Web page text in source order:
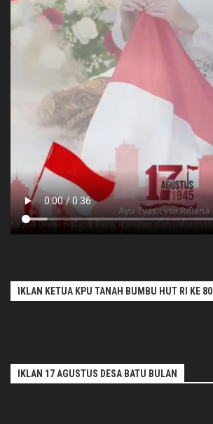
IKLAN KETUA KPU TANAH BUMBU HUT RI KE 80
IKLAN 17 AGUSTUS DESA BATU BULAN